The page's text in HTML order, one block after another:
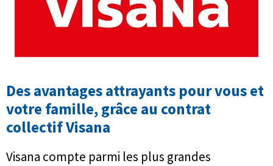
Des avantages attrayants pour vous et
votre famille, grâce au contrat
collectif Visana
Visana compte parmi les plus grandes